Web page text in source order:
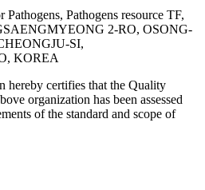
Pathogens resource TF,
2-RO, OSONG-
SI,
KOREA
hereby certifies that the Quality
organization has been assessed
of the standard and scope of